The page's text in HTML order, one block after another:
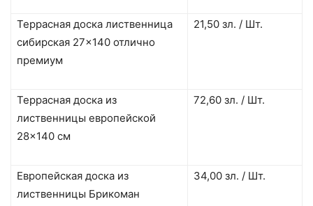
Террасная доска лиственница
сибирская 27×140 отлично
премиум
21,50 зл. / Шт.
Террасная доска из
лиственницы европейской
28×140 см
72,60 зл. / Шт.
Европейская доска из
лиственницы Брикоман
34,00 зл. / Шт.